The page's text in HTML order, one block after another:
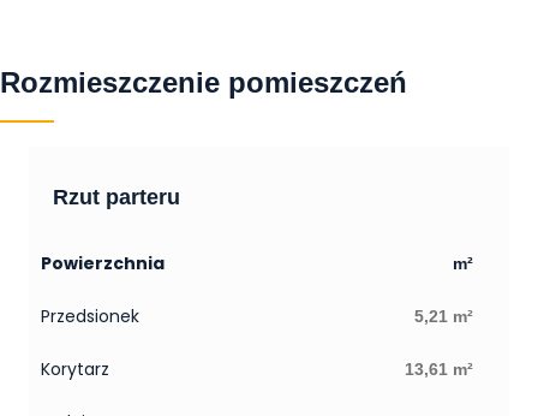
Rozmieszczenie pomieszczeń
Rzut parteru
Powierzchnia m²
Przedsionek 5,21 m²
Korytarz 13,61 m²